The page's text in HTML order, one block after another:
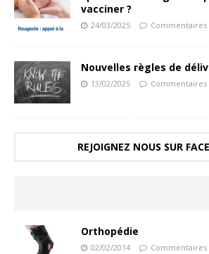
vacciner ?
24/03/2025
Nouvelles règles de
13/02/2025
REJOIGNEZ NOUS SUR
Orthopédie
02/02/2014